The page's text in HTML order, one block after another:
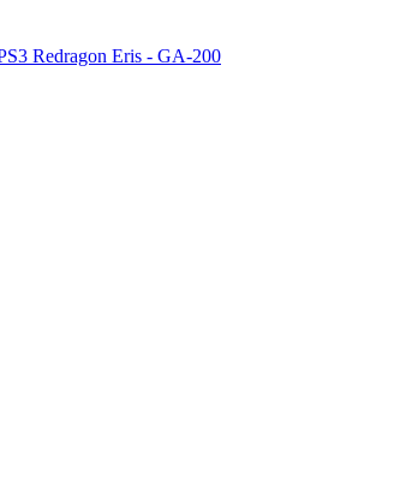
Redragon Eris - GA-200